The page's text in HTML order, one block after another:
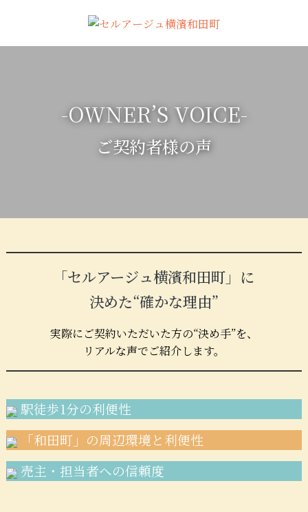
-OWNER’S VOICE-
ご契約者様の声
「セルアージュ横濱和田町」に
決めた“確かな理由”
実際にご契約いただいた方の“決め手”を、
リアルな声でご紹介します。
駅徒歩1分の利便性
「和田町」の周辺環境と利便性
売主・担当者への信頼度